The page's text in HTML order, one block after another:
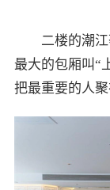
二楼的潮
最大的包厢叫“
把最重要的人